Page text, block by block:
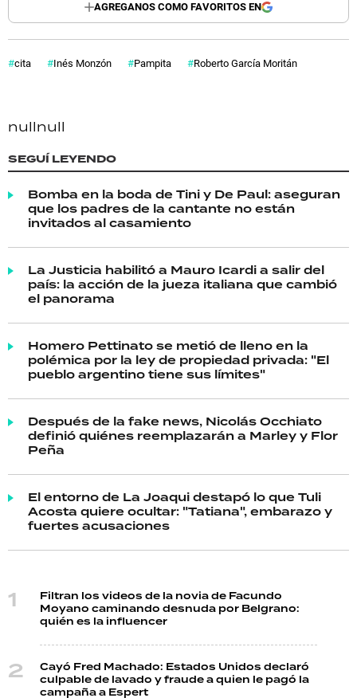
AGREGANOS COMO FAVORITOS EN
cita Inés Monzón Pampita Roberto García Moritán
nullnull
SEGUÍ LEYENDO
Bomba en la boda de Tini y De Paul: aseguran
que los padres de la cantante no están
invitados al casamiento
La Justicia habilitó a Mauro Icardi a salir del
país: la acción de la jueza italiana que cambió
el panorama
Homero Pettinato se metió de lleno en la
polémica por la ley de propiedad privada: "El
pueblo argentino tiene sus límites"
Después de la fake news, Nicolás Occhiato
definió quiénes reemplazarán a Marley y Flor
Peña
El entorno de La Joaqui destapó lo que Tuli
Acosta quiere ocultar: "Tatiana", embarazo y
fuertes acusaciones
Filtran los videos de la novia de Facundo
Moyano caminando desnuda por Belgrano:
quién es la influencer
Cayó Fred Machado: Estados Unidos declaró
culpable de lavado y fraude a quien le pagó la
campaña a Espert